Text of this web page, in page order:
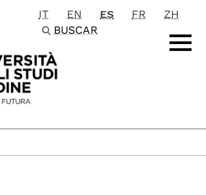
principale
IT EN ES FR
ZH
BUSCAR